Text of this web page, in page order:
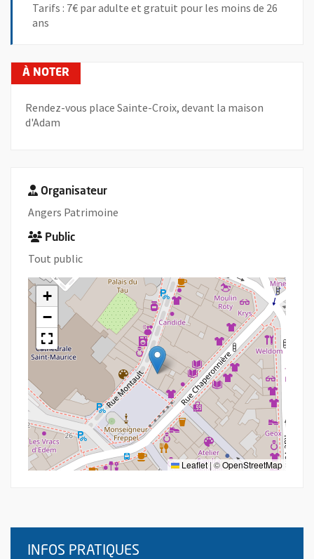
Tarifs : 7€ par adulte et gratuit pour les moins de 26
ans
Rendez-vous place Sainte-Croix, devant la maison
d'Adam
Organisateur
Angers Patrimoine
Public
Tout public
+
−
Leaflet|©OpenStreetMap
INFOS PRATIQUES